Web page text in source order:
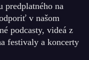
predplatného na
v našom
podcasty, videá z
festivaly a koncerty